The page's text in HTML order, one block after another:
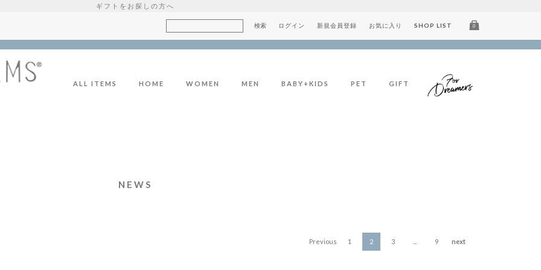
ギフトをお探しの方へ
ログイン 新規会員登録 お気に入り SHOP LIST 0
ALL ITEMS HOME WOMEN MEN BABY+KIDS PET GIFT
NEWS
Previous 1 2 3 9 next